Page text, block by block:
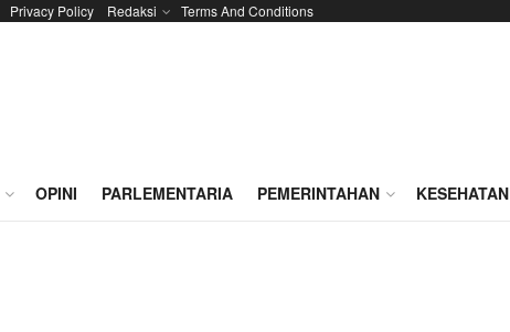
Privacy Policy Redaksi Terms And Conditions
OPINI PARLEMENTARIA PEMERINTAHAN KESEHATAN